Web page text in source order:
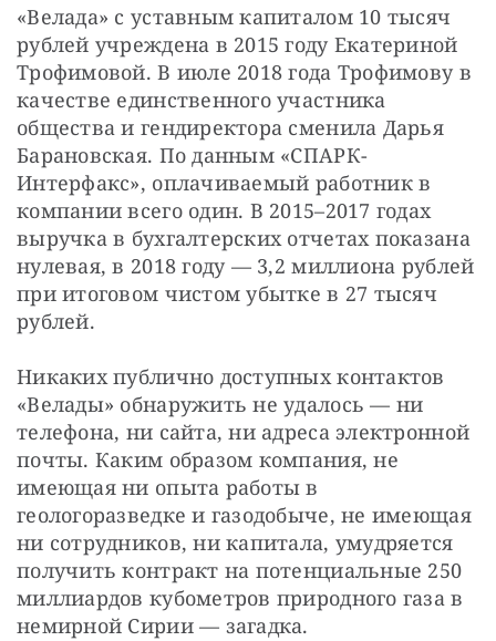
«Велада» с уставным капиталом 10 тысяч
рублей учреждена в 2015 году Екатериной
Трофимовой. В июле 2018 года Трофимову в
качестве единственного участника
общества и гендиректора сменила Дарья
Барановская. По данным «СПАРК-
Интерфакс», оплачиваемый работник в
компании всего один. В 2015–2017 годах
выручка в бухгалтерских отчетах показана
нулевая, в 2018 году — 3,2 миллиона рублей
при итоговом чистом убытке в 27 тысяч
рублей.
Никаких публично доступных контактов
«Велады» обнаружить не удалось — ни
телефона, ни сайта, ни адреса электронной
почты. Каким образом компания, не
имеющая ни опыта работы в
геологоразведке и газодобыче, не имеющая
ни сотрудников, ни капитала, умудряется
получить контракт на потенциальные 250
миллиардов кубометров природного газа в
немирной Сирии — загадка.